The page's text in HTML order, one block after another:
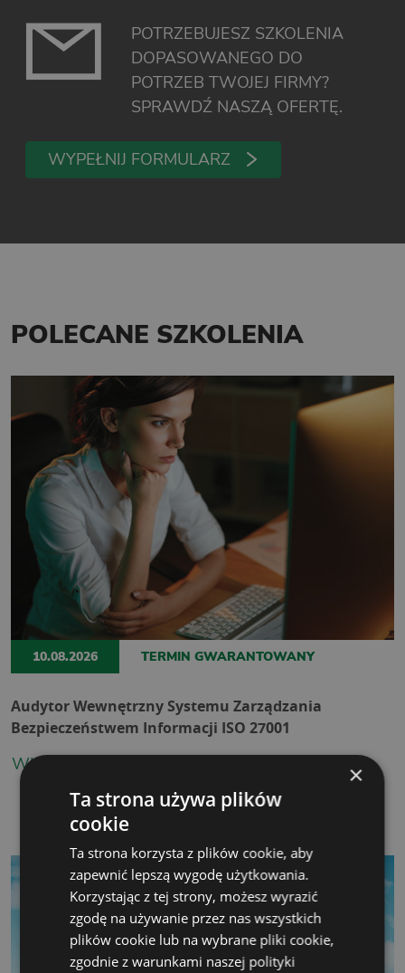
POTRZEBUJESZ SZKOLENIA
DOPASOWANEGO DO
POTRZEB TWOJEJ FIRMY?
SPRAWDŹ NASZĄ OFERTĘ.
WYPEŁNIJ FORMULARZ
POLECANE SZKOLENIA
10.08.2026 TERMIN GWARANTOWANY
Audytor Wewnętrzny Systemu Zarządzania
Bezpieczeństwem Informacji ISO 27001
WIĘCEJ ×
Ta strona używa plików
cookie
Ta strona korzysta z plików cookie, aby
zapewnić lepszą wygodę użytkowania.
Korzystając z tej strony, możesz wyrazić
zgodę na używanie przez nas wszystkich
plików cookie lub na wybrane pliki cookie,
zgodnie z warunkami naszej polityki